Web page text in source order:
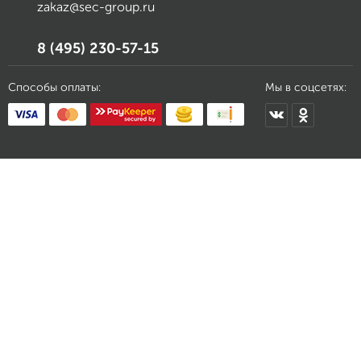
zakaz@sec-group.ru
8 (495) 230-57-15
Способы оплаты: Мы в соцсетях: